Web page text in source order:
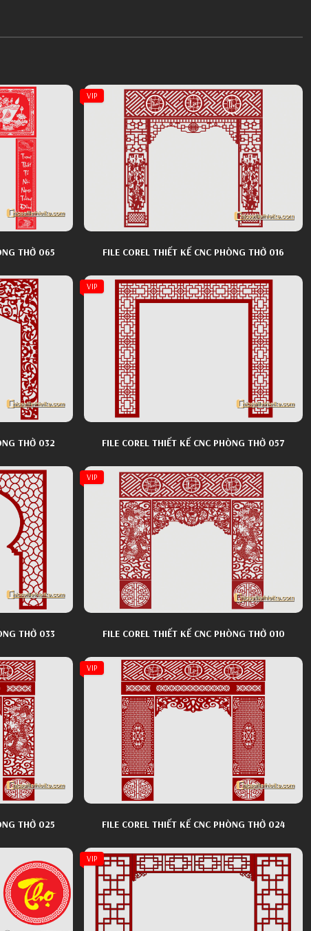
THỜ 065
VIP
FILE COREL THIẾT KẾ CNC PHÒNG THỜ 016
THỜ 032
VIP
FILE COREL THIẾT KẾ CNC PHÒNG THỜ 057
THỜ 033
VIP
FILE COREL THIẾT KẾ CNC PHÒNG THỜ 010
THỜ 025
VIP
FILE COREL THIẾT KẾ CNC PHÒNG THỜ 024
VIP